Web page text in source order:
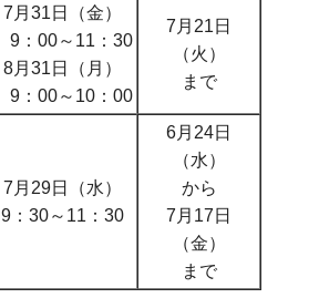
7月31日（金）
9：00～11：30
8月31日（月）
9：00～10：00
7月21日
（火）
まで
7月29日（水）
9：30～11：30
6月24日
（水）
から
7月17日
（金）
まで